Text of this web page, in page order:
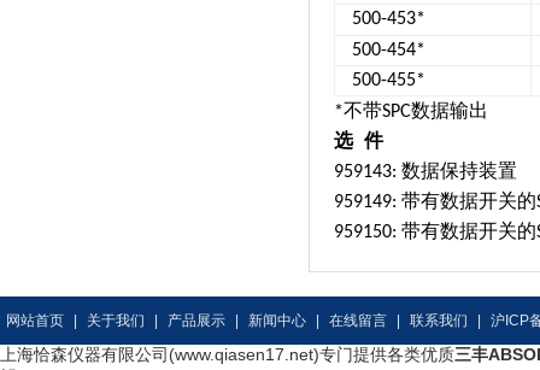
500-453*
500-454*
500-455*
*不带SPC数据输出
选 件
959143: 数据保持装置
959149: 带有数据开关的
959150: 带有数据开关的
网站首页 关于我们 产品展示 新闻中心 在线留言 联系我们 沪ICP
上海恰森仪器有限公司(www.qiasen17.net)专门提供各类优质三丰